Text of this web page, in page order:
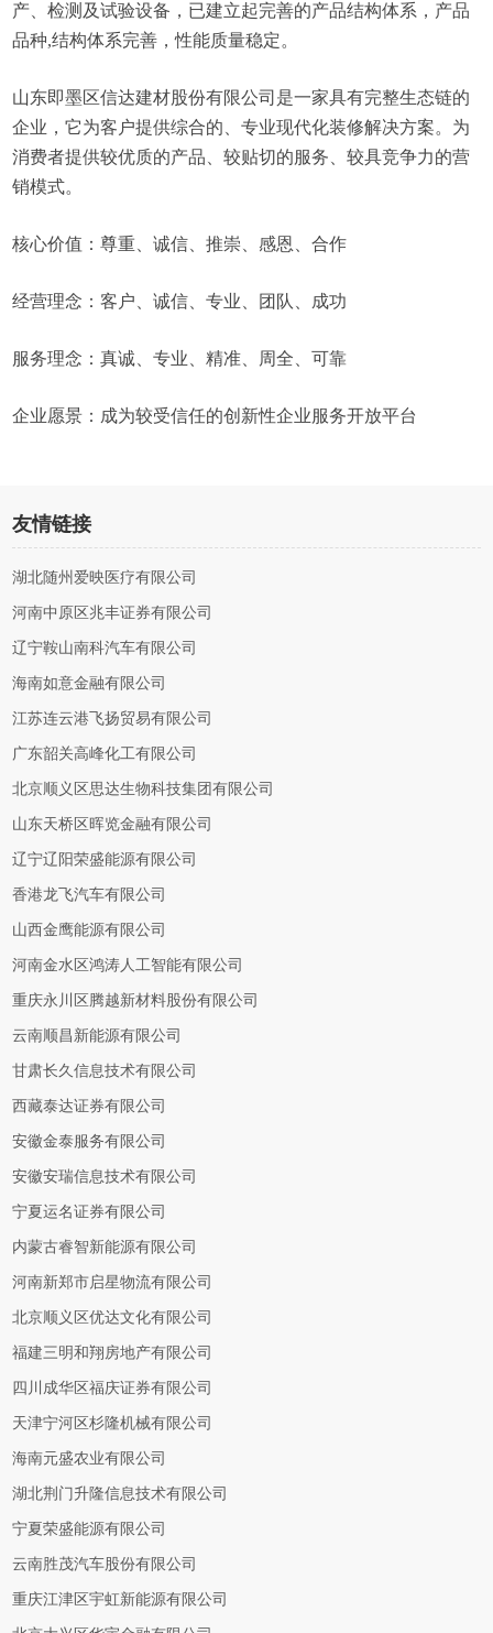
产、检测及试验设备，已建立起完善的产品结构体系，产品
品种,结构体系完善，性能质量稳定。
山东即墨区信达建材股份有限公司是一家具有完整生态链的
企业，它为客户提供综合的、专业现代化装修解决方案。为
消费者提供较优质的产品、较贴切的服务、较具竞争力的营
销模式。
核心价值：尊重、诚信、推崇、感恩、合作
经营理念：客户、诚信、专业、团队、成功
服务理念：真诚、专业、精准、周全、可靠
企业愿景：成为较受信任的创新性企业服务开放平台
友情链接
湖北随州爱映医疗有限公司
河南中原区兆丰证券有限公司
辽宁鞍山南科汽车有限公司
海南如意金融有限公司
江苏连云港飞扬贸易有限公司
广东韶关高峰化工有限公司
北京顺义区思达生物科技集团有限公司
山东天桥区晖览金融有限公司
辽宁辽阳荣盛能源有限公司
香港龙飞汽车有限公司
山西金鹰能源有限公司
河南金水区鸿涛人工智能有限公司
重庆永川区腾越新材料股份有限公司
云南顺昌新能源有限公司
甘肃长久信息技术有限公司
西藏泰达证券有限公司
安徽金泰服务有限公司
安徽安瑞信息技术有限公司
宁夏运名证券有限公司
内蒙古睿智新能源有限公司
河南新郑市启星物流有限公司
北京顺义区优达文化有限公司
福建三明和翔房地产有限公司
四川成华区福庆证券有限公司
天津宁河区杉隆机械有限公司
海南元盛农业有限公司
湖北荆门升隆信息技术有限公司
宁夏荣盛能源有限公司
云南胜茂汽车股份有限公司
重庆江津区宇虹新能源有限公司